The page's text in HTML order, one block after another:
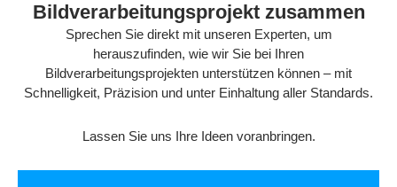
Bildverarbeitungsprojekt zusammen
Sprechen Sie direkt mit unseren Experten, um
herauszufinden, wie wir Sie bei Ihren
Bildverarbeitungsprojekten unterstützen können – mit
Schnelligkeit, Präzision und unter Einhaltung aller Standards.
Lassen Sie uns Ihre Ideen voranbringen.